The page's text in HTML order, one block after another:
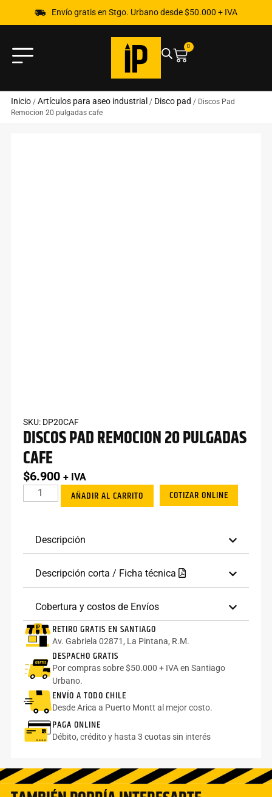
Envío gratis en Stgo. Urbano desde $50.000 + IVA
0
Inicio/ Artículos para aseo industrial / Disco pad / Discos Pad
Remocion 20 pulgadas cafe
SKU: DP20CAF
DISCOS PAD REMOCION 20 PULGADAS
CAFE
$6.900 + IVA
AÑADIR AL CARRITO COTIZAR ONLINE
Descripción
Descripción corta / Ficha técnica
Cobertura y costos de Envíos
RETIRO GRATIS EN SANTIAGO
Av. Gabriela 02871, La Pintana, R.M.
DESPACHO GRATIS
Por compras sobre $50.000 + IVA en Santiago
Urbano.
ENVÍO A TODO CHILE
Desde Arica a Puerto Montt al mejor costo.
PAGA ONLINE
Débito, crédito y hasta 3 cuotas sin interés